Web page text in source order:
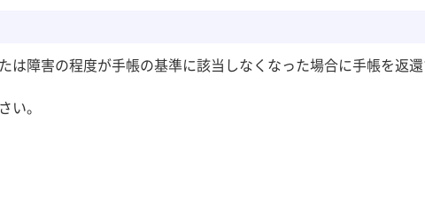
は障害の程度が手帳の基準に該当しなくなった場合に手帳を返
い。